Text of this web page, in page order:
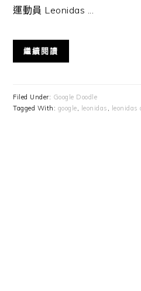
運動員 Leonidas ...
繼續閱讀
Filed Under: Google Doodle
Tagged With: google leonidas leonidas